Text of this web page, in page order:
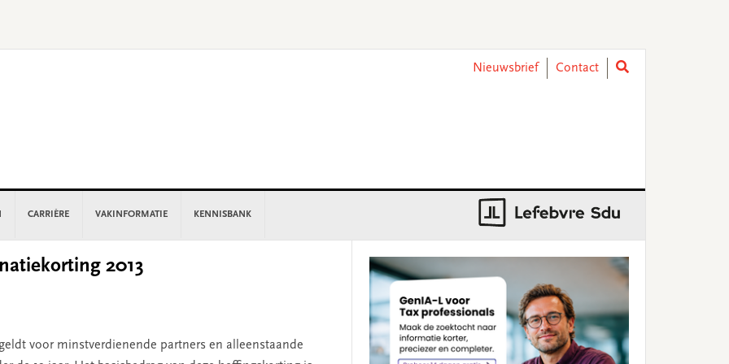
Nieuwsbrief
Contact
CARRIÈRE VAKINFORMATIE KENNISBANK
2013
voor minstverdienende partners en alleenstaande
Sidebar